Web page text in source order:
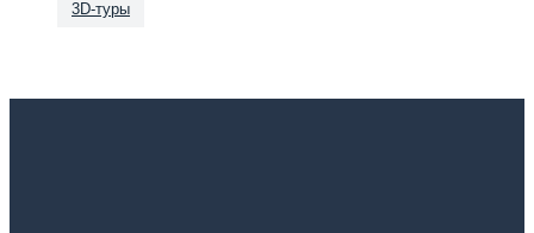
3D-туры